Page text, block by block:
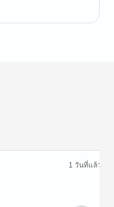
1 วันที่แล้ว